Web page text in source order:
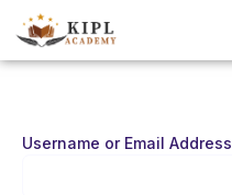
Username or Email Address